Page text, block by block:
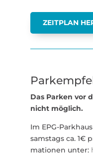
ZEITPLAN
Das Parken vor
nicht möglich.
Im EPG-
samstags ca. 1€
ma­tionen unter: